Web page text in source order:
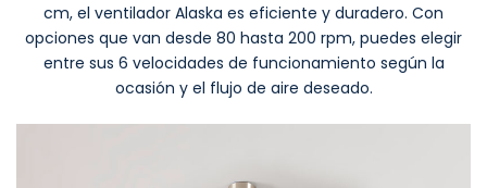
cm, el ventilador Alaska es eficiente y duradero. Con
opciones que van desde 80 hasta 200 rpm, puedes elegir
entre sus 6 velocidades de funcionamiento según la
ocasión y el flujo de aire deseado.